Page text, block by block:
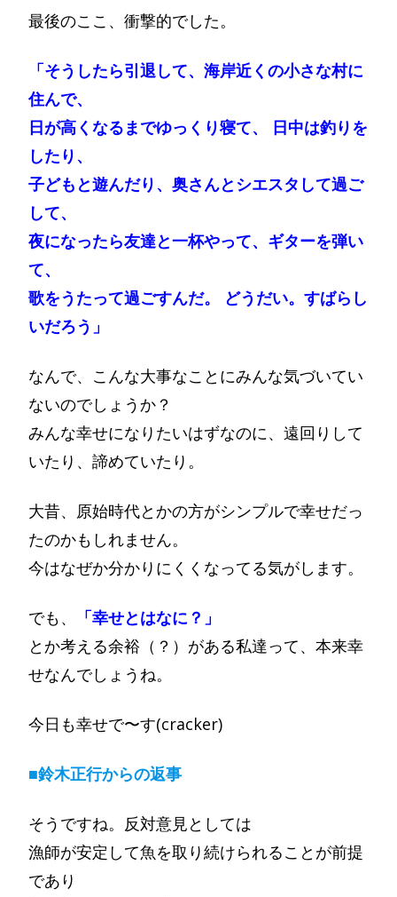
最後のここ、衝撃的でした。
「そうしたら引退して、海岸近くの小さな村に
住んで、
日が高くなるまでゆっくり寝て、 日中は釣りを
したり、
子どもと遊んだり、奥さんとシエスタして過ご
して、
夜になったら友達と一杯やって、ギターを弾い
て、
歌をうたって過ごすんだ。 どうだい。すばらし
いだろう」
なんで、こんな大事なことにみんな気づいてい
ないのでしょうか？
みんな幸せになりたいはずなのに、遠回りして
いたり、諦めていたり。
大昔、原始時代とかの方がシンプルで幸せだっ
たのかもしれません。
今はなぜか分かりにくくなってる気がします。
でも、
「幸せとはなに？」
とか考える余裕（？）がある私達って、本来幸
せなんでしょうね。
今日も幸せで〜す(cracker)
■鈴木正行からの返事
そうですね。反対意見としては
漁師が安定して魚を取り続けられることが前提
であり